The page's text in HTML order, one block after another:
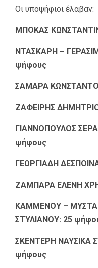
Οι υποψήφιοι έλαβαν:
ΜΠΟΚΑΣ
ΝΤΑΣΚΑΡΗ –
ψήφους
ΣΑΜΑΡΑ
ΖΑΦΕΙΡΗΣ
ΓΙΑΝΝΟΠΟΥΛΟΣ
ψήφους
ΓΕΩΡΓΙΑΔΗ
ΖΑΜΠΑΡΑ ΕΛΕΝΗ
ΚΑΜΜΕΝΟΥ –
ΣΤΥΛΙΑΝΟΥ: 25
ΣΚΕΝΤΕΡΗ ΝΑΥΣΙΚΑ
ψήφους